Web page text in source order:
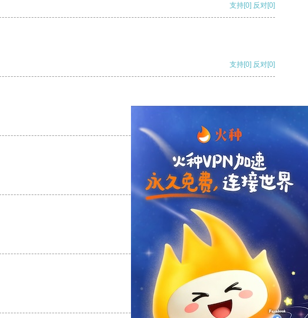
支持[0] 反对[0]
支持[0] 反对[0]
支持 [0] 反对[0]
支持[0] 反对
支持[0] 反对[0]